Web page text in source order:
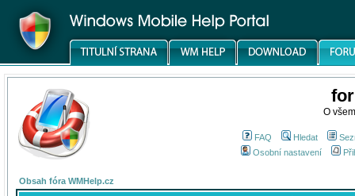
O
FAQ Hledat
Osobní nastavení
Obsah fóra WMHelp.cz